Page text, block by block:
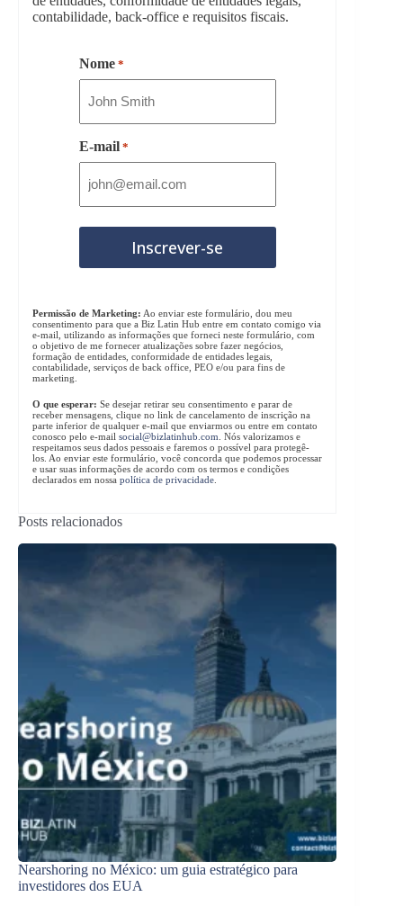
contabilidade, back-office e requisitos fiscais.
Nome *
E-mail *
Permissão de Marketing: Ao enviar este formulário, dou meu
consentimento para que a Biz Latin Hub entre em contato comigo via
e-mail, utilizando as informações que forneci neste formulário, com
o objetivo de me fornecer atualizações sobre fazer negócios,
formação de entidades, conformidade de entidades legais,
contabilidade, serviços de back office, PEO e/ou para fins de
marketing.
O que esperar: Se desejar retirar seu consentimento e parar de
receber mensagens, clique no link de cancelamento de inscrição na
parte inferior de qualquer e-mail que enviarmos ou entre em contato
conosco pelo e-mail social@bizlatinhub.com . Nós valorizamos e
respeitamos seus dados pessoais e faremos o possível para protegê-
los. Ao enviar este formulário, você concorda que podemos processar
e usar suas informações de acordo com os termos e condições
declarados em nossa política de privacidade
Posts relacionados
Nearshoring no México: um guia estratégico para
investidores dos EUA